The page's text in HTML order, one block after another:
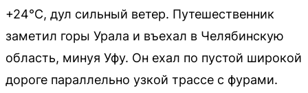
+24°C, дул сильный ветер. Путешественник
заметил горы Урала и въехал в Челябинскую
область, минуя Уфу. Он ехал по пустой широкой
дороге параллельно узкой трассе с фурами.